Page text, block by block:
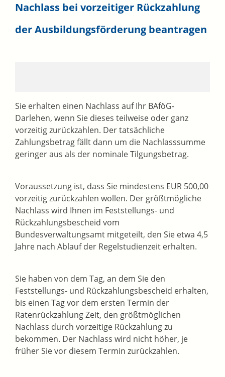
Nachlass bei vorzeitiger Rückzahlung
der Ausbildungsförderung beantragen
Sie erhalten einen Nachlass auf Ihr BAföG-
Darlehen, wenn Sie dieses teilweise oder ganz
vorzeitig zurückzahlen. Der tatsächliche
Zahlungsbetrag fällt dann um die Nachlasssumme
geringer aus als der nominale Tilgungsbetrag.
Voraussetzung ist, dass Sie mindestens EUR 500,00
vorzeitig zurückzahlen wollen. Der größtmögliche
Nachlass wird Ihnen im Feststellungs- und
Rückzahlungsbescheid vom
Bundesverwaltungsamt mitgeteilt, den Sie etwa 4,5
Jahre nach Ablauf der Regelstudienzeit erhalten.
Sie haben von dem Tag, an dem Sie den
Feststellungs- und Rückzahlungsbescheid erhalten,
bis einen Tag vor dem ersten Termin der
Ratenrückzahlung Zeit, den größtmöglichen
Nachlass durch vorzeitige Rückzahlung zu
bekommen. Der Nachlass wird nicht höher, je
früher Sie vor diesem Termin zurückzahlen.